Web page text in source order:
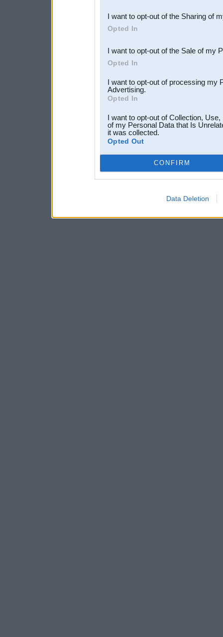
Downstream Participants
third parties.
I want to opt-out of the Sharing of
Opted In
I want to opt-out of the Sale of my
Opted In
I want to opt-out of processing my
Advertising.
Opted In
I want to opt-out of Collection,
of my Personal Data that Is
it was collected.
Opted Out
CONFIRM
Data Deletion